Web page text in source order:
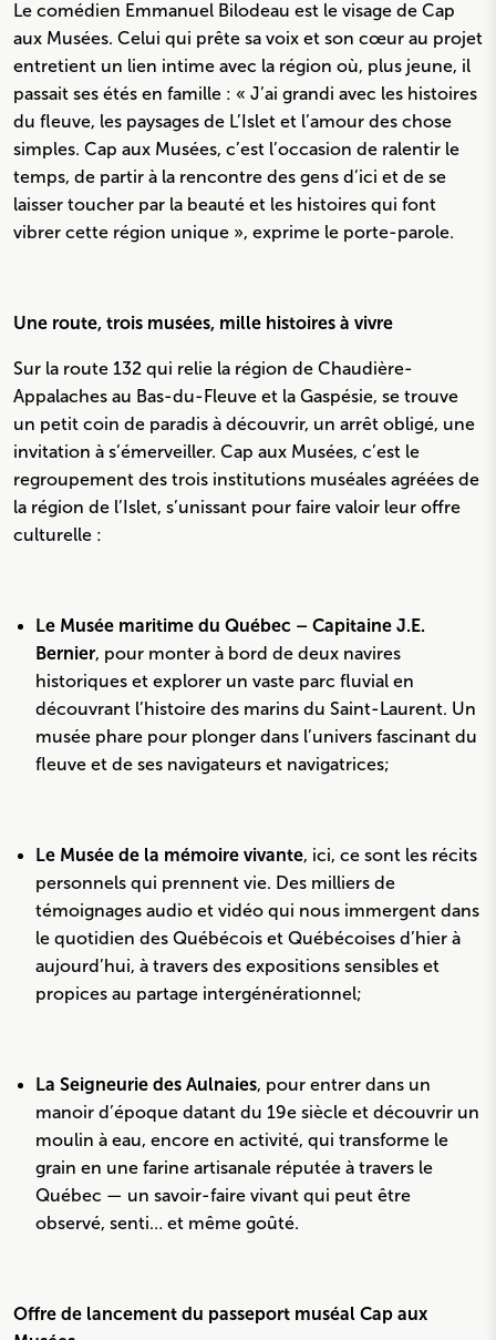
Le comédien Emmanuel Bilodeau est le visage de Cap
aux Musées. Celui qui prête sa voix et son cœur au projet
entretient un lien intime avec la région où, plus jeune, il
passait ses étés en famille : « J’ai grandi avec les histoires
du fleuve, les paysages de L’Islet et l’amour des chose
simples. Cap aux Musées, c’est l’occasion de ralentir le
temps, de partir à la rencontre des gens d’ici et de se
laisser toucher par la beauté et les histoires qui font
vibrer cette région unique », exprime le porte-parole.
Une route, trois musées, mille histoires à vivre
Sur la route 132 qui relie la région de Chaudière-
Appalaches au Bas-du-Fleuve et la Gaspésie, se trouve
un petit coin de paradis à découvrir, un arrêt obligé, une
invitation à s’émerveiller. Cap aux Musées, c’est le
regroupement des trois institutions muséales agréées de
la région de l’Islet, s’unissant pour faire valoir leur offre
culturelle :
Le Musée maritime du Québec – Capitaine J.E.
Bernier, pour monter à bord de deux navires
historiques et explorer un vaste parc fluvial en
découvrant l’histoire des marins du Saint-Laurent. Un
musée phare pour plonger dans l’univers fascinant du
fleuve et de ses navigateurs et navigatrices;
Le Musée de la mémoire vivante, ici, ce sont les récits
personnels qui prennent vie. Des milliers de
témoignages audio et vidéo qui nous immergent dans
le quotidien des Québécois et Québécoises d’hier à
aujourd’hui, à travers des expositions sensibles et
propices au partage intergénérationnel;
La Seigneurie des Aulnaies, pour entrer dans un
manoir d’époque datant du 19e siècle et découvrir un
moulin à eau, encore en activité, qui transforme le
grain en une farine artisanale réputée à travers le
Québec — un savoir-faire vivant qui peut être
observé, senti… et même goûté.
Offre de lancement du passeport muséal Cap aux